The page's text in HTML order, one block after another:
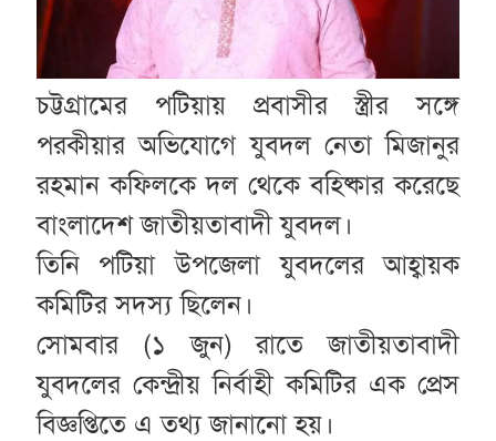
চট্টগ্রামের পটিয়ায় প্রবাসীর স্ত্রীর সঙ্গে
পরকীয়ার অভিযোগে যুবদল নেতা মিজানুর
রহমান কফিলকে দল থেকে বহিষ্কার করেছে
বাংলাদেশ জাতীয়তাবাদী যুবদল।
তিনি পটিয়া উপজেলা যুবদলের আহ্বায়ক
কমিটির সদস্য ছিলেন।
সোমবার (১ জুন) রাতে জাতীয়তাবাদী
যুবদলের কেন্দ্রীয় নির্বাহী কমিটির এক প্রেস
বিজ্ঞপ্তিতে এ তথ্য জানানো হয়।